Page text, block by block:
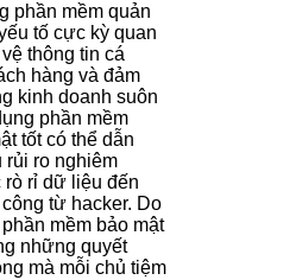
phần mềm quản
tố cực kỳ quan
thông tin cá
hàng và đảm
kinh doanh suôn
phần mềm
tốt có thể dẫn
rủi ro nghiêm
rò rỉ dữ liệu đến
từ hacker. Do
mềm bảo mật
những quyết
mà mỗi chủ tiệm